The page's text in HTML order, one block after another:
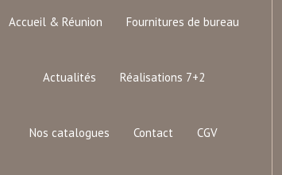
Accueil & Réunion Fournitures de bureau
Actualités Réalisations 7+2
Nos catalogues Contact CGV